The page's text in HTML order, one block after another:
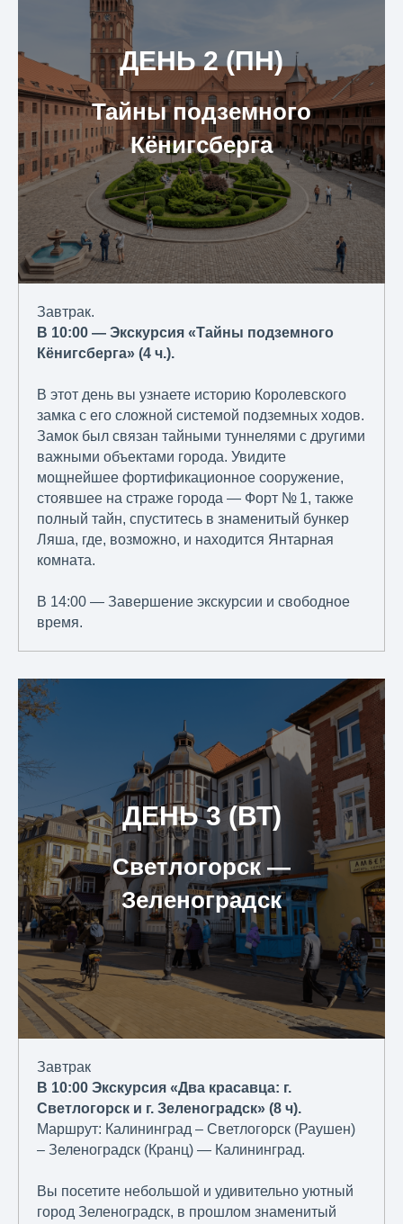
ДЕНЬ 2 (ПН)
Тайны подземного
Кёнигсберга
Завтрак.
В 10:00 — Экскурсия «Тайны подземного
Кёнигсберга» (4 ч.).
В этот день вы узнаете историю Королевского
замка с его сложной системой подземных ходов.
Замок был связан тайными туннелями с другими
важными объектами города. Увидите
мощнейшее фортификационное сооружение,
стоявшее на страже города — Форт № 1, также
полный тайн, спуститесь в знаменитый бункер
Ляша, где, возможно, и находится Янтарная
комната.
В 14:00 — Завершение экскурсии и свободное
время.
ДЕНЬ 3 (ВТ)
Светлогорск ―
Зеленоградск
Завтрак
В 10:00 Экскурсия «Два красавца: г.
Светлогорск и г. Зеленоградск» (8 ч).
Маршрут: Калининград – Светлогорск (Раушен)
– Зеленоградск (Кранц) — Калининград.
Вы посетите небольшой и удивительно уютный
город Зеленоградск, в прошлом знаменитый